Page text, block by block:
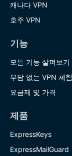
캐나다 VPN
호주 VPN
기능
모든 기능 살펴보기
부담 없는 VPN 체험
요금제 및 가격
제품
ExpressKeys
ExpressMailGuard